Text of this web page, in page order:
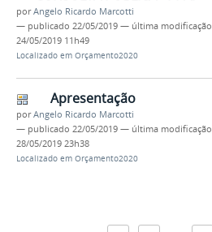
porAngelo Ricardo Marcotti
— publicado 22/05/2019 — última modificação
24/05/2019 11h49
Localizado em Orçamento2020
Apresentação
porAngelo Ricardo Marcotti
— publicado 22/05/2019 — última modificação
28/05/2019 23h38
Localizado em Orçamento2020